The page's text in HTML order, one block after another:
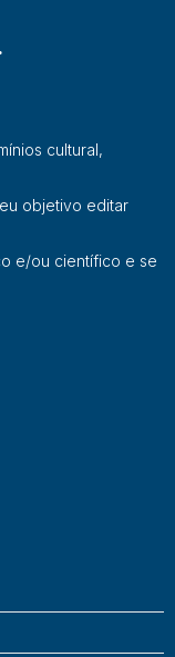
cultural,
objetivo editar
e/ou científico e se